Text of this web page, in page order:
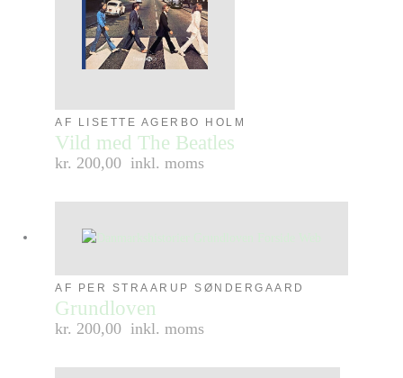
AF LISETTE AGERBO HOLM
Vild med The Beatles
kr. 200,00 inkl. moms
AF PER STRAARUP SØNDERGAARD
Grundloven
kr. 200,00 inkl. moms